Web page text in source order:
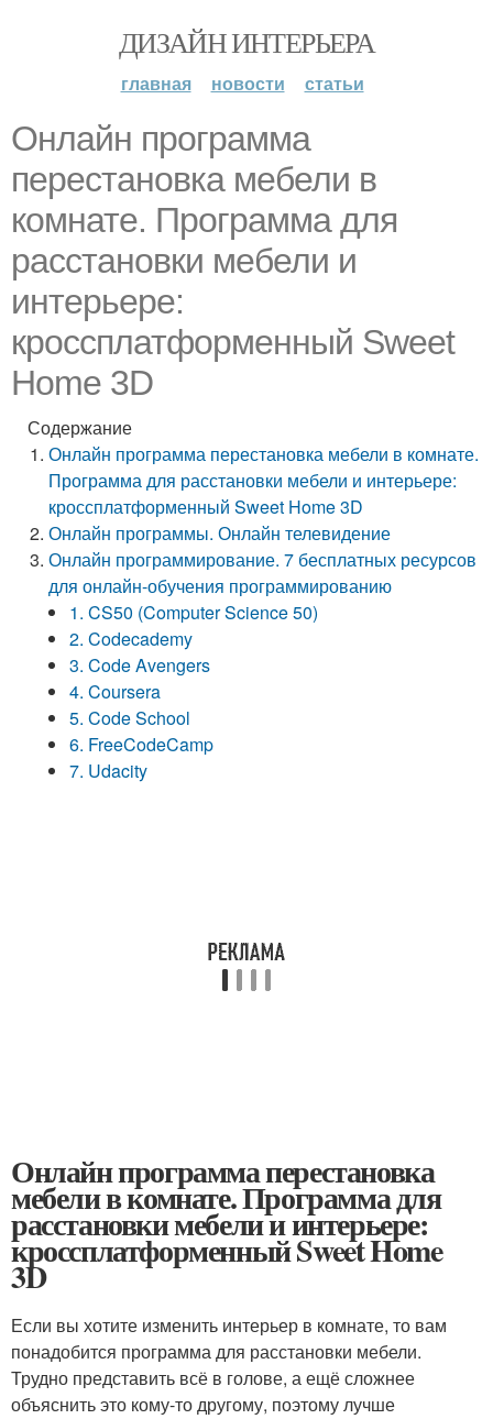
ДИЗАЙН ИНТЕРЬЕРА
главная новости статьи
Онлайн программа
перестановка мебели в
комнате. Программа для
расстановки мебели и
интерьере:
кроссплатформенный Sweet
Home 3D
Содержание
Онлайн программа перестановка мебели в комнате.
Программа для расстановки мебели и интерьере:
кроссплатформенный Sweet Home 3D
Онлайн программы. Онлайн телевидение
Онлайн программирование. 7 бесплатных ресурсов
для онлайн-обучения программированию
1. CS50 (Computer Science 50)
2. Codecademy
3. Code Avengers
4. Coursera
5. Code School
6. FreeCodeCamp
7. Udacity
Онлайн программа перестановка
мебели в комнате. Программа для
расстановки мебели и интерьере:
кроссплатформенный Sweet Home
3D
Если вы хотите изменить интерьер в комнате, то вам
понадобится программа для расстановки мебели.
Трудно представить всё в голове, а ещё сложнее
объяснить это кому-то другому, поэтому лучше